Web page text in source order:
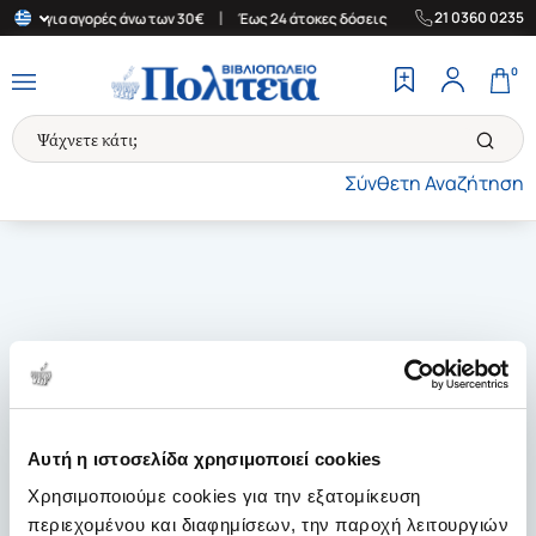
Αυτή η ιστοσελίδα χρησιμοποιεί cookies
Χρησιμοποιούμε cookies για την εξατομίκευση
περιεχομένου και διαφημίσεων, την παροχή λειτουργιών
για αγορές άνω των 30€ | Έως 24 άτοκες δόσεις | Δωρεάν
21 0360 0235
Σύνθετη Αναζήτηση
0